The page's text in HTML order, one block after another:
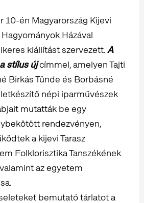
10-én Magyarország Kijevi
Házával
kiállítást szervezett.A
stílus újcímmel, amelyen Tajti
Birkás Tünde és Borbásné
népi iparművészek
mutatták be egy
rendezvényen,
a kijevi Tarasz
Folklorisztika Tanszékének
az egyetem
bemutató tárlatot a